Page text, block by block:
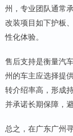
州，专业团队通常
改装项目如下护板
性化体验。
售后支持是衡量汽
州的车主应选择提
转介绍率高，形成
并承诺长期保障，
总之，在广东广州